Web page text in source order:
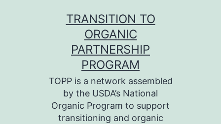
TRANSITION TO
ORGANIC
PARTNERSHIP
PROGRAM
TOPP is a network assembled
by the USDA’s National
Organic Program to support
transitioning and organic